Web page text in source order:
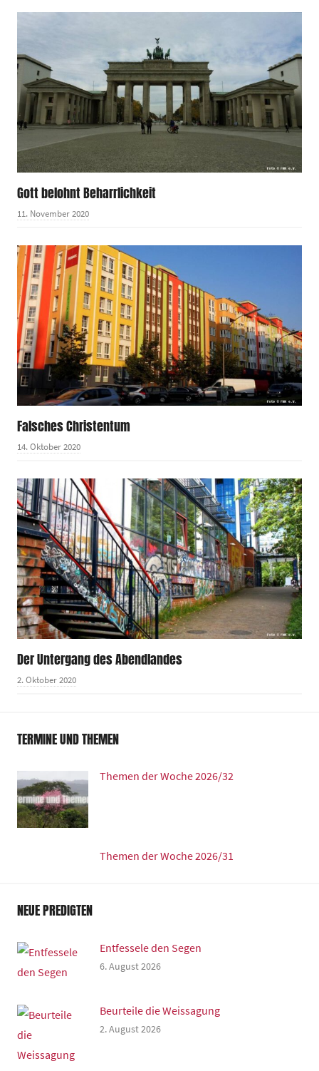
Gott belohnt Beharrlichkeit
11. November 2020
Falsches Christentum
14. Oktober 2020
Der Untergang des Abendlandes
2. Oktober 2020
TERMINE UND THEMEN
Themen der Woche 2026/32
Themen der Woche 2026/31
NEUE PREDIGTEN
Entfessele den Segen
6. August 2026
Beurteile die Weissagung
2. August 2026